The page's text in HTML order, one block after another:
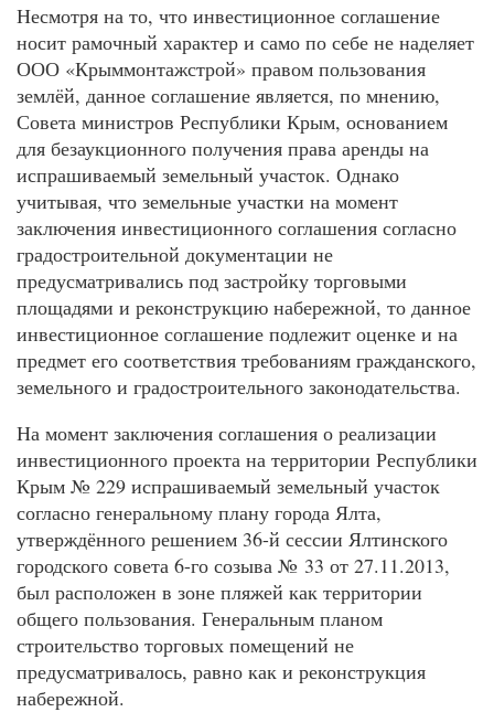
Несмотря на то, что инвестиционное соглашение
носит рамочный характер и само по себе не наделяет
ООО «Крыммонтажстрой» правом пользования
землёй, данное соглашение является, по мнению,
Совета министров Республики Крым, основанием
для безаукционного получения права аренды на
испрашиваемый земельный участок. Однако
учитывая, что земельные участки на момент
заключения инвестиционного соглашения согласно
градостроительной документации не
предусматривались под застройку торговыми
площадями и реконструкцию набережной, то данное
инвестиционное соглашение подлежит оценке и на
предмет его соответствия требованиям гражданского,
земельного и градостроительного законодательства.
На момент заключения соглашения о реализации
инвестиционного проекта на территории Республики
Крым № 229 испрашиваемый земельный участок
согласно генеральному плану города Ялта,
утверждённого решением 36-й сессии Ялтинского
городского совета 6-го созыва № 33 от 27.11.2013,
был расположен в зоне пляжей как территории
общего пользования. Генеральным планом
строительство торговых помещений не
предусматривалось, равно как и реконструкция
набережной.